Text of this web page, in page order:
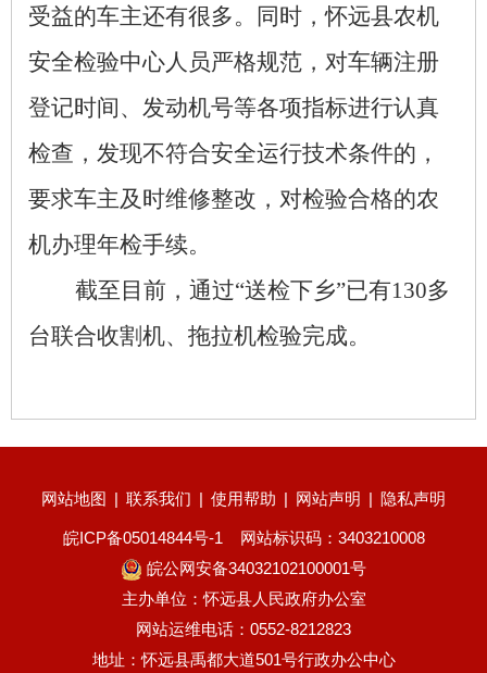
受益的车主还有很多。同时，怀远县农机
安全检验中心人员严格规范，对车辆注册
登记时间、发动机号等各项指标进行认真
检查，发现不符合安全运行技术条件的，
要求车主及时维修整改，对检验合格的农
机办理年检手续。
截至目前， 通过“送检下乡”已有130多
台联合收割机、拖拉机检验完成。
网站地图 | 联系我们 | 使用帮助 | 网站声明 | 隐私声明
皖ICP备05014844号-1
网站标识码：3403210008
皖公网安备34032102100001号
主办单位：怀远县人民政府办公室
网站运维电话：0552-8212823
地址：怀远县禹都大道501号行政办公中心